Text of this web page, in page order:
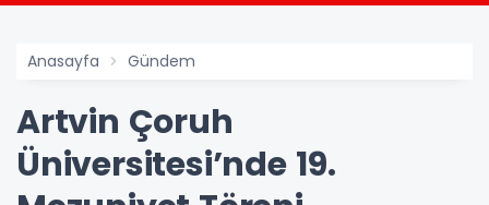
Anasayfa Gündem
Artvin Çoruh
Üniversitesi’nde 19.